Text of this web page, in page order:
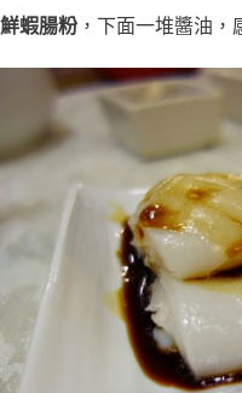
鮮蝦腸粉，下面一堆醬油，